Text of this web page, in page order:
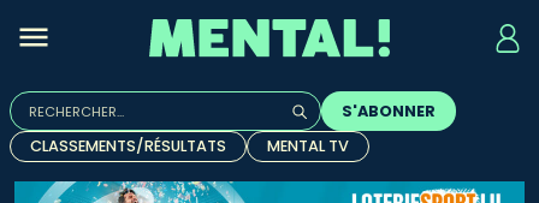
Rechercher :
Quand les résultats de l'auto-complétion sont
S'ABONNER
CLASSEMENTS/RÉSULTATS
MENTAL TV